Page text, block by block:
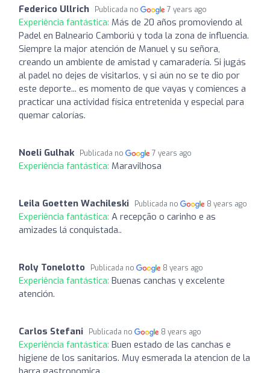
Federico Ullrich Publicada no 7 years ago
Experiência fantástica: Más de 20 años promoviendo al
Padel en Balneario Camboriú y toda la zona de influencia.
Siempre la major atención de Manuel y su señora,
creando un ambiente de amistad y camaradería. Si jugás
al padel no dejes de visitarlos, y si aún no se te dio por
este deporte... es momento de que vayas y comiences a
practicar una actividad física entretenida y especial para
quemar calorías.
Noeli Gulhak Publicada no 7 years ago
Experiência fantástica: Maravilhosa
Leila Goetten Wachileski Publicada no 8 years ago
Experiência fantástica: A recepção o carinho e as
amizades lá conquistada..
Roly Tonelotto Publicada no 8 years ago
Experiência fantástica: Buenas canchas y excelente
atención.
Carlos Stefani Publicada no 8 years ago
Experiência fantástica: Buen estado de las canchas e
higiene de los sanitarios. Muy esmerada la atencion de la